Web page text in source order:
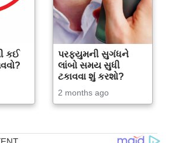
કઈ
પરફ્યુમની સુગંધને
લાંબો સમય સુધી
ટકાવવા શું કરશો?
2 months ago